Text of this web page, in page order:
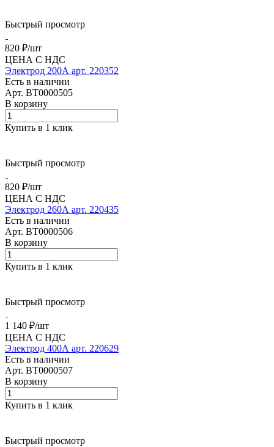
Быстрый просмотр
820 ₽/шт
ЦЕНА С НДС
Электрод 200А арт. 220352
Есть в наличии
Арт. BT0000505
В корзину
Купить в 1 клик
Быстрый просмотр
820 ₽/шт
ЦЕНА С НДС
Электрод 260А арт. 220435
Есть в наличии
Арт. BT0000506
В корзину
Купить в 1 клик
Быстрый просмотр
1 140 ₽/шт
ЦЕНА С НДС
Электрод 400А арт. 220629
Есть в наличии
Арт. BT0000507
В корзину
Купить в 1 клик
Быстрый просмотр